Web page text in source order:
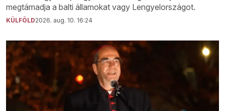
megtámadja a balti államokat vagy Lengyelországot.
KÜLFÖLD2026. aug. 10. 16:24